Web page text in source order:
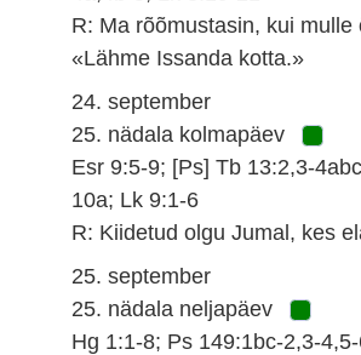
R: Ma rõõmustasin, kui mulle
«Lähme Issanda kotta.»
24. september
25. nädala kolmapäev
Esr 9:5-9; [Ps] Tb 13:2,3-
10a; Lk 9:1-6
R: Kiidetud olgu Jumal, kes
25. september
25. nädala neljapäev
Hg 1:1-8; Ps 149:1bc-2,3-